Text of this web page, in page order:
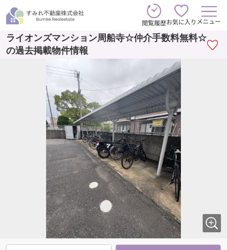
閲覧履歴お気に入り メニュー
ライオンズマンション周船寺☆仲介手数料無料☆
の過去掲載物件情報